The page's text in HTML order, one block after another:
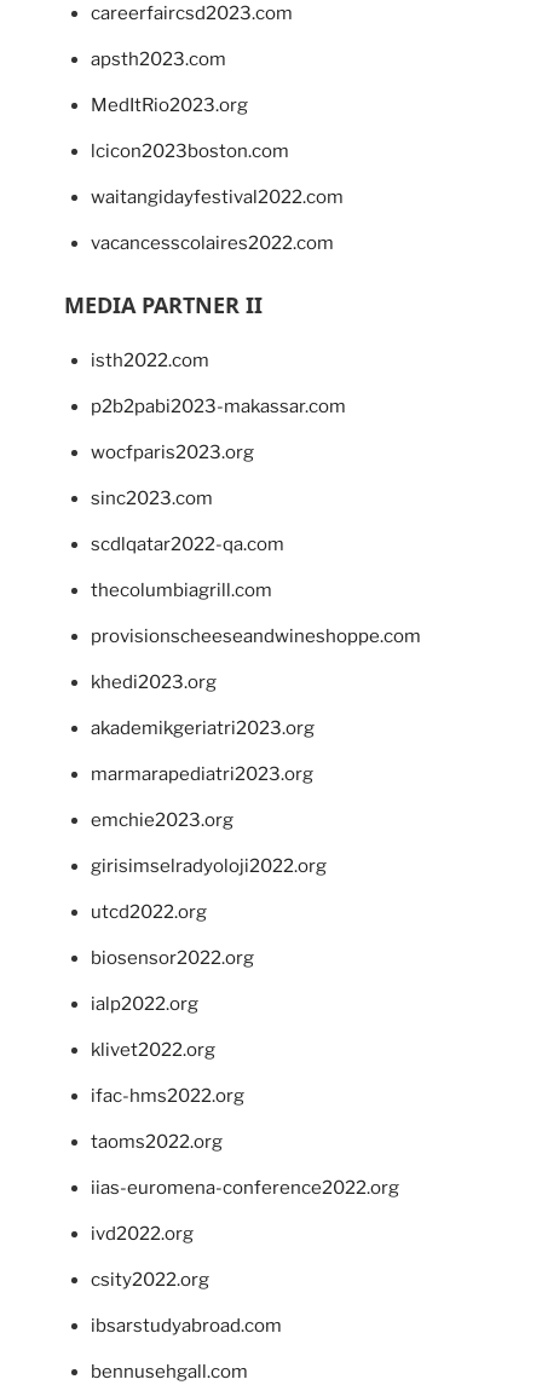
careerfaircsd2023.com
apsth2023.com
MedItRio2023.org
lcicon2023boston.com
waitangidayfestival2022.com
vacancesscolaires2022.com
MEDIA PARTNER II
isth2022.com
p2b2pabi2023-makassar.com
wocfparis2023.org
sinc2023.com
scdlqatar2022-qa.com
thecolumbiagrill.com
provisionscheeseandwineshoppe.com
khedi2023.org
akademikgeriatri2023.org
marmarapediatri2023.org
emchie2023.org
girisimselradyoloji2022.org
utcd2022.org
biosensor2022.org
ialp2022.org
klivet2022.org
ifac-hms2022.org
taoms2022.org
iias-euromena-conference2022.org
ivd2022.org
csity2022.org
ibsarstudyabroad.com
bennusehgall.com